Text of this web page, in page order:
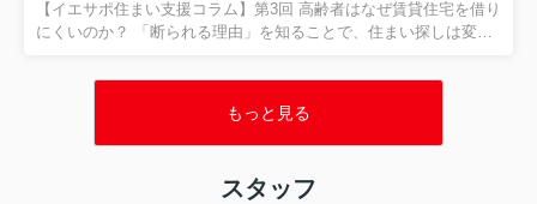
とが大切だとお伝えしました。 今回は、住まい相談の現場でも非
常に多い、 「生活保護を受けると賃貸住宅は借りられ...
【イエサポ住まい支援コラム】第3回 高齢者はなぜ賃貸住宅を借り
にくいのか？ 「断られる理由」を知ることで、住まい探しは変わ
度」と「居住支援法人」についてご紹介しました。 住まいに困る
は、行政・福祉・医療・不動産が連携することが大切だというお
話をしました。 今回は、私たちが日々もっとも多く相談を受ける
ついて、現場の経験をもとにお伝えします。 「高齢だから断られ
もっと見る
スタッフ